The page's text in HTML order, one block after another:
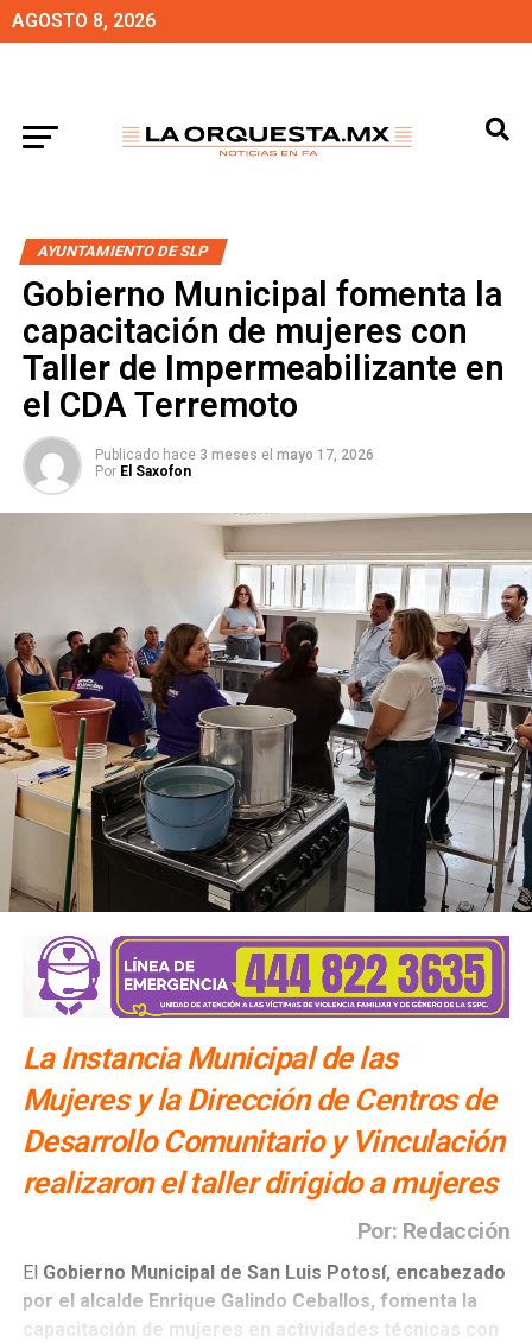
AGOSTO 8, 2026
AYUNTAMIENTO DE SLP
Gobierno Municipal fomenta la
capacitación de mujeres con
Taller de Impermeabilizante en
el CDA Terremoto
Publicado hace 3 meses el mayo 17, 2026
Por El Saxofon
La Instancia Municipal de las
Mujeres y la Dirección de Centros de
Desarrollo Comunitario y Vinculación
realizaron el taller dirigido a mujeres
Por: Redacción
El Gobierno Municipal de San Luis Potosí, encabezado
por el alcalde Enrique Galindo Ceballos, fomenta la
capacitación de mujeres en actividades técnicas con